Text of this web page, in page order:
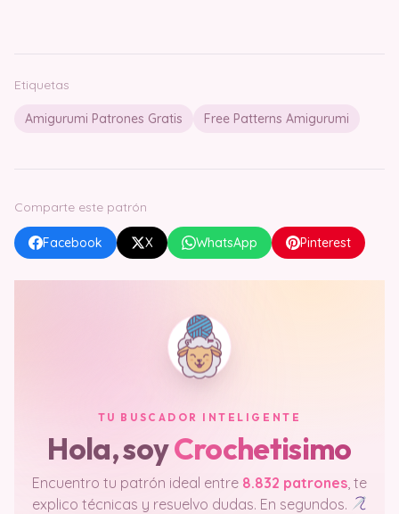
Etiquetas
Amigurumi Patrones Gratis Free Patterns Amigurumi
Comparte este patrón
Facebook X WhatsApp Pinterest
TU BUSCADOR INTELIGENTE
Hola, soyCrochetisimo
Encuentro tu patrón ideal entre 8.832 patrones , te
explico técnicas y resuelvo dudas. En segundos.